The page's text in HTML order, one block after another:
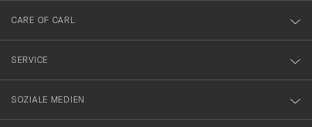
till
vårt
nyhetsbrev!
CARE OF CARL
SERVICE
SOZIALE MEDIEN